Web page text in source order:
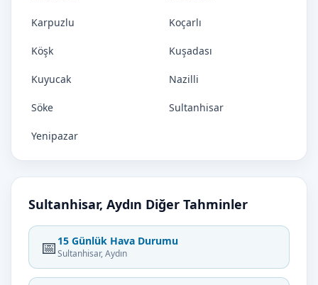
Karpuzlu Koçarlı
Köşk Kuşadası
Kuyucak Nazilli
Söke Sultanhisar
Yenipazar
Sultanhisar, Aydın Diğer Tahminler
📅 15 Günlük Hava Durumu
Sultanhisar, Aydın